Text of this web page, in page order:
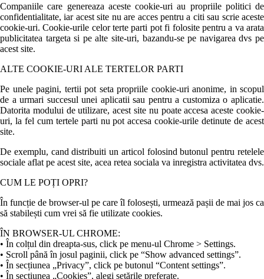
Companiile care genereaza aceste cookie-uri au propriile politici de
confidentialitate, iar acest site nu are acces pentru a citi sau scrie aceste
cookie-uri. Cookie-urile celor terte parti pot fi folosite pentru a va arata
publicitatea targeta si pe alte site-uri, bazandu-se pe navigarea dvs pe
acest site.
ALTE COOKIE-URI ALE TERTELOR PARTI
Pe unele pagini, tertii pot seta propriile cookie-uri anonime, in scopul
de a urmari succesul unei aplicatii sau pentru a customiza o aplicatie.
Datorita modului de utilizare, acest site nu poate accesa aceste cookie-
uri, la fel cum tertele parti nu pot accesa cookie-urile detinute de acest
site.
De exemplu, cand distribuiti un articol folosind butonul pentru retelele
sociale aflat pe acest site, acea retea sociala va inregistra activitatea dvs.
CUM LE POȚI OPRI?
În funcție de browser-ul pe care îl folosești, urmează pașii de mai jos ca
să stabilești cum vrei să fie utilizate cookies.
ÎN BROWSER-UL CHROME:
• În colțul din dreapta-sus, click pe menu-ul Chrome > Settings.
• Scroll până în josul paginii, click pe “Show advanced settings”.
• În secțiunea „Privacy”, click pe butonul “Content settings”.
• În secțiunea „Cookies”, alegi setările preferate.